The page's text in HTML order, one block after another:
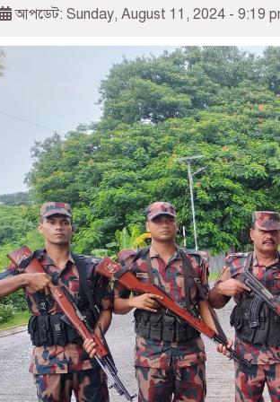
আপডেট: Sunday, August 11, 2024 - 9:19